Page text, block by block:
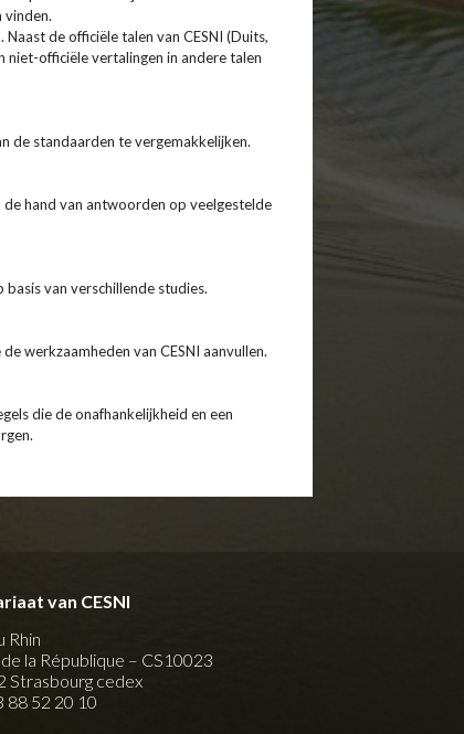
vinden.
de officiële talen van CESNI (Duits,
niet-officiële vertalingen in andere talen
de standaarden te vergemakkelijken.
hand van antwoorden op veelgestelde
van verschillende studies.
werkzaamheden van CESNI aanvullen.
die de onafhankelijkheid en een
van CESNI
Rhin
la République – CS10023
Strasbourg cedex
88 52 20 10